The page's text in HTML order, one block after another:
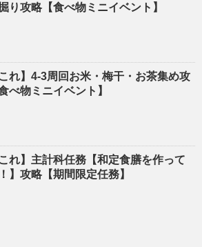
り攻略【食べ物ミニイベント】
これ】4-3周回お米・梅干・お茶集め攻
べ物ミニイベント】
これ】主計科任務【和定食膳を作って
】攻略【期間限定任務】